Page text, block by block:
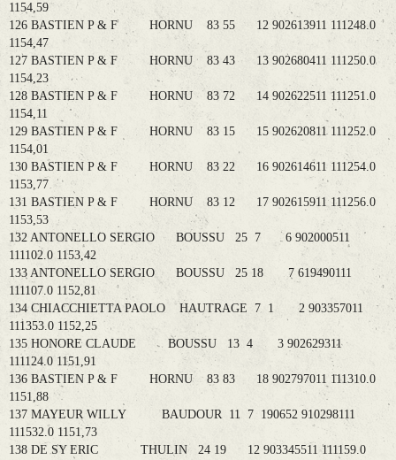
1154,59
126 BASTIEN P & F HORNU 83 55 12 902613911 111248.0
1154,47
127 BASTIEN P & F HORNU 83 43 13 902680411 111250.0
1154,23
128 BASTIEN P & F HORNU 83 72 14 902622511 111251.0
1154,11
129 BASTIEN P & F HORNU 83 15 15 902620811 111252.0
1154,01
130 BASTIEN P & F HORNU 83 22 16 902614611 111254.0
1153,77
131 BASTIEN P & F HORNU 83 12 17 902615911 111256.0
1153,53
132 ANTONELLO SERGIO BOUSSU 25 7 6 902000511
111102.0 1153,42
133 ANTONELLO SERGIO BOUSSU 25 18 7 619490111
111107.0 1152,81
134 CHIACCHIETTA PAOLO HAUTRAGE 7 1 2 903357011
111353.0 1152,25
135 HONORE CLAUDE BOUSSU 13 4 3 902629311
111124.0 1151,91
136 BASTIEN P & F HORNU 83 83 18 902797011 111310.0
1151,88
137 MAYEUR WILLY BAUDOUR 11 7 190652 910298111
111532.0 1151,73
138 DE SY ERIC THULIN 24 19 12 903345511 111159.0